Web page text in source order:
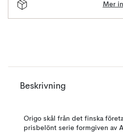
Mer
Beskrivning
Origo skål från det finska
prisbelönt serie formgiven av